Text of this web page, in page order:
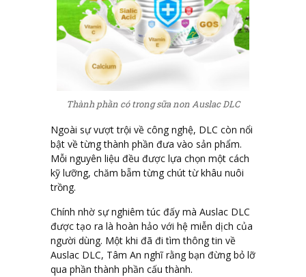
Thành phần có trong sữa non Auslac DLC
Ngoài sự vượt trội về công nghệ, DLC còn nổi
bật về từng thành phần đưa vào sản phẩm.
Mỗi nguyên liệu đều được lựa chọn một cách
kỹ lưỡng, chăm bẵm từng chút từ khâu nuôi
trồng.
Chính nhờ sự nghiêm túc đấy mà Auslac DLC
được tạo ra là hoàn hảo với hệ miễn dịch của
người dùng. Một khi đã đi tìm thông tin về
Auslac DLC, Tâm An nghĩ rằng bạn đừng bỏ lỡ
qua phần thành phần cấu thành.